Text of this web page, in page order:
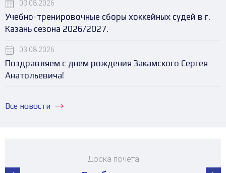
03.08.2026
Учебно-тренировочные сборы хоккейных судей в г.
Казань сезона 2026/2027.
03.08.2026
Поздравляем с днем рождения Закамского Сергея
Анатольевича!
Все новости
Доска почета